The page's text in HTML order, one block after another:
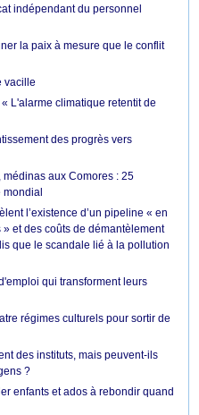
indépendant du personnel
la paix à mesure que le conflit
vacille
L'alarme climatique retentit de
des progrès vers
aux Comores : 25
mondial
l’existence d’un pipeline « en
et des coûts de démantèlement
que le scandale lié à la pollution
qui transforment leurs
régimes culturels pour sortir de
des instituts, mais peuvent-ils
?
enfants et ados à rebondir quand